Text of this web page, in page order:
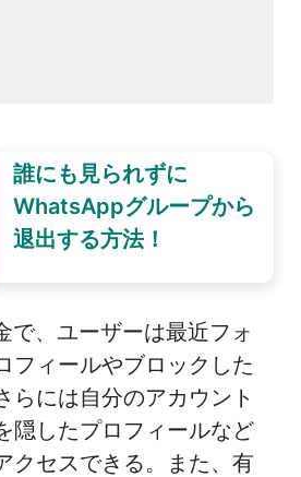
誰にも見られずに
WhatsAppグループから
退出する方法！
で、ユーザーは最近フォ
フィールやブロックした
らには自分のアカウント
隠したプロフィールなど
クセスできる。また、有